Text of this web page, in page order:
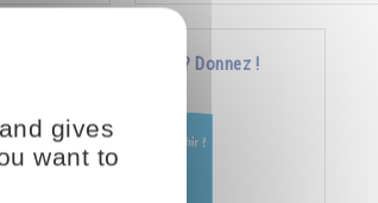
voulez vous enrichir ? Donnez !
gives
want to